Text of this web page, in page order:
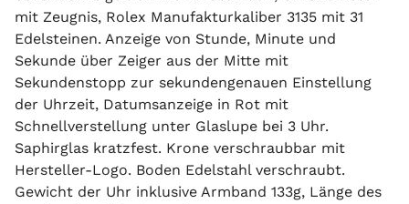
mit Zeugnis, Rolex Manufakturkaliber 3135 mit 31
Edelsteinen. Anzeige von Stunde, Minute und
Sekunde über Zeiger aus der Mitte mit
Sekundenstopp zur sekundengenauen Einstellung
der Uhrzeit, Datumsanzeige in Rot mit
Schnellverstellung unter Glaslupe bei 3 Uhr.
Saphirglas kratzfest. Krone verschraubbar mit
Hersteller-Logo. Boden Edelstahl verschraubt.
Gewicht der Uhr inklusive Armband 133g, Länge des